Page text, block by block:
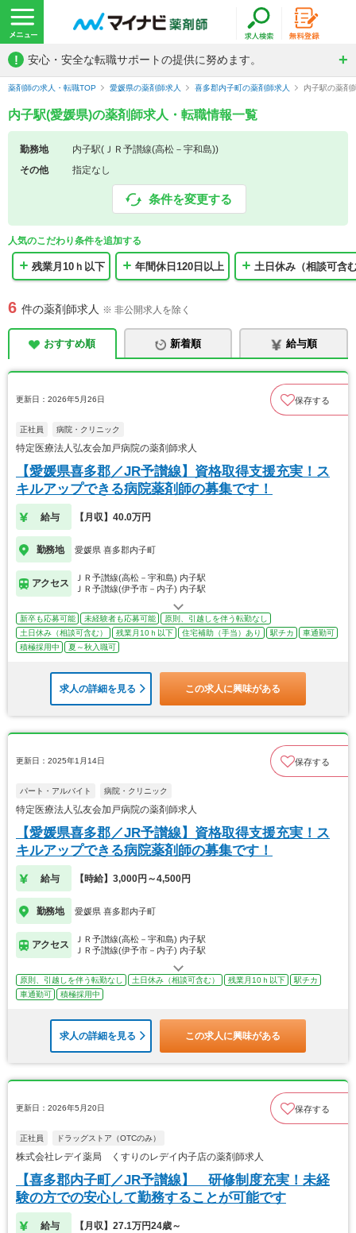
! 安心・安全な転職サポートの提供に努めます。
薬剤師の求人・転職TOP 愛媛県の薬剤師求人 喜多郡内子町の薬剤師求人 内子駅の薬剤
内子駅(愛媛県)の薬剤師求人・転職情報一覧
勤務地
内子駅(ＪＲ予讃線(高松－宇和島))
その他
指定なし
条件を変更する
人気のこだわり条件を追加する
残業月10ｈ以下 年間休日120日以上 土日休み（相談可含
6 件の薬剤師求人 ※ 非公開求人を除く
おすすめ順 新着順 給与順
更新日：2026年5月26日 保存する
正社員 病院・クリニック
特定医療法人弘友会加戸病院の薬剤師求人
【愛媛県喜多郡／JR予讃線】資格取得支援充実！ス
キルアップできる病院薬剤師の募集です！
給与 【月収】40.0万円
勤務地 愛媛県 喜多郡内子町
アクセス
ＪＲ予讃線(高松－宇和島) 内子駅
ＪＲ予讃線(伊予市－内子) 内子駅
新卒も応募可能 未経験者も応募可能
原則、引越しを伴う転勤なし
土日休み（相談可含む）
残業月10ｈ以下 住宅補助（手当）あり 駅チカ
車通勤可
積極採用中
夏～秋入職可
求人の詳細を見る この求人に興味がある
更新日：2025年1月14日 保存する
パート・アルバイト 病院・クリニック
特定医療法人弘友会加戸病院の薬剤師求人
【愛媛県喜多郡／JR予讃線】資格取得支援充実！ス
キルアップできる病院薬剤師の募集です！
給与 【時給】3,000円～4,500円
勤務地 愛媛県 喜多郡内子町
アクセス
ＪＲ予讃線(高松－宇和島) 内子駅
ＪＲ予讃線(伊予市－内子) 内子駅
原則、引越しを伴う転勤なし 土日休み（相談可含む） 残業月10ｈ以下
駅チカ
車通勤可
積極採用中
求人の詳細を見る この求人に興味がある
更新日：2026年5月20日 保存する
正社員 ドラッグストア（OTCのみ）
株式会社レデイ薬局 くすりのレデイ内子店の薬剤師求人
【喜多郡内子町／JR予讃線】 研修制度充実！未経
験の方での安心して勤務することが可能です
給与 【月収】27.1万円24歳～